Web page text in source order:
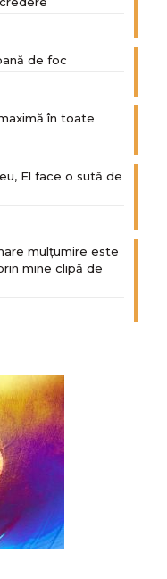
de foc
în toate
El face o sută de
mulțumire este
mine clipă de